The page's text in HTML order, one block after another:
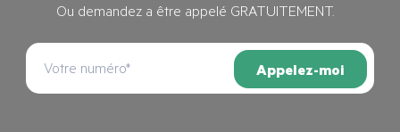
Ou demandez a être appelé GRATUITEMENT.
Appelez-moi